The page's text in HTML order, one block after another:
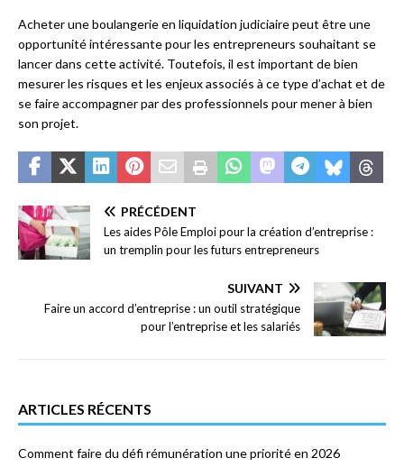
Acheter une boulangerie en liquidation judiciaire peut être une
opportunité intéressante pour les entrepreneurs souhaitant se
lancer dans cette activité. Toutefois, il est important de bien
mesurer les risques et les enjeux associés à ce type d’achat et de
se faire accompagner par des professionnels pour mener à bien
son projet.
PRÉCÉDENT
Les aides Pôle Emploi pour la création d’entreprise :
un tremplin pour les futurs entrepreneurs
SUIVANT
Faire un accord d’entreprise : un outil stratégique
pour l’entreprise et les salariés
ARTICLES RÉCENTS
Comment faire du défi rémunération une priorité en 2026